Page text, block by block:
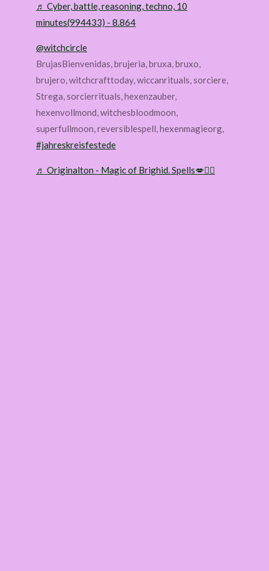
♬ Cyber, battle, reasoning, techno, 10
minutes(994433) - 8.864
@witchcircle
BrujasBienvenidas, brujeria, bruxa, bruxo,
brujero, witchcrafttoday, wiccanrituals, sorciere,
Strega, sorcierrituals, hexenzauber,
hexenvollmond, witchesbloodmoon,
superfullmoon, reversiblespell, hexenmagieorg,
#jahreskreisfestede
♬ Originalton - Magic of Brighid. Spells💋🧙‍♀